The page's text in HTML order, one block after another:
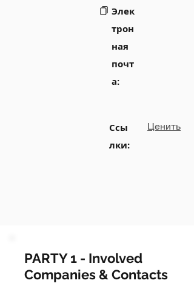
Элек
трон
ная
почт
а:
Ссы
лки:
Ценить
PARTY 1 - Involved
Companies & Contacts